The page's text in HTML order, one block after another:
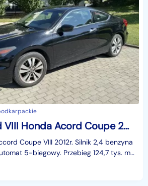
Honda Accord VIII Honda Acord Coupe 2012
Coupe VIII 2012r. Silnik 2,4 benzyna
5-biegowy. Przebieg 124,7 tys. mil
z USA w 201